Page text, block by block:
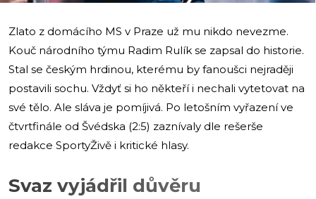
Zlato z domácího MS v Praze už mu nikdo nevezme.
Kouč národního týmu Radim Rulík se zapsal do historie.
Stal se českým hrdinou, kterému by fanoušci nejraději
postavili sochu. Vždyť si ho někteří i nechali vytetovat na
své tělo. Ale sláva je pomíjivá. Po letošním vyřazení ve
čtvrtfinále od Švédska (2:5) zaznívaly dle rešerše
redakce SportyŽivě i kritické hlasy.
Svaz vyjádřil důvěru